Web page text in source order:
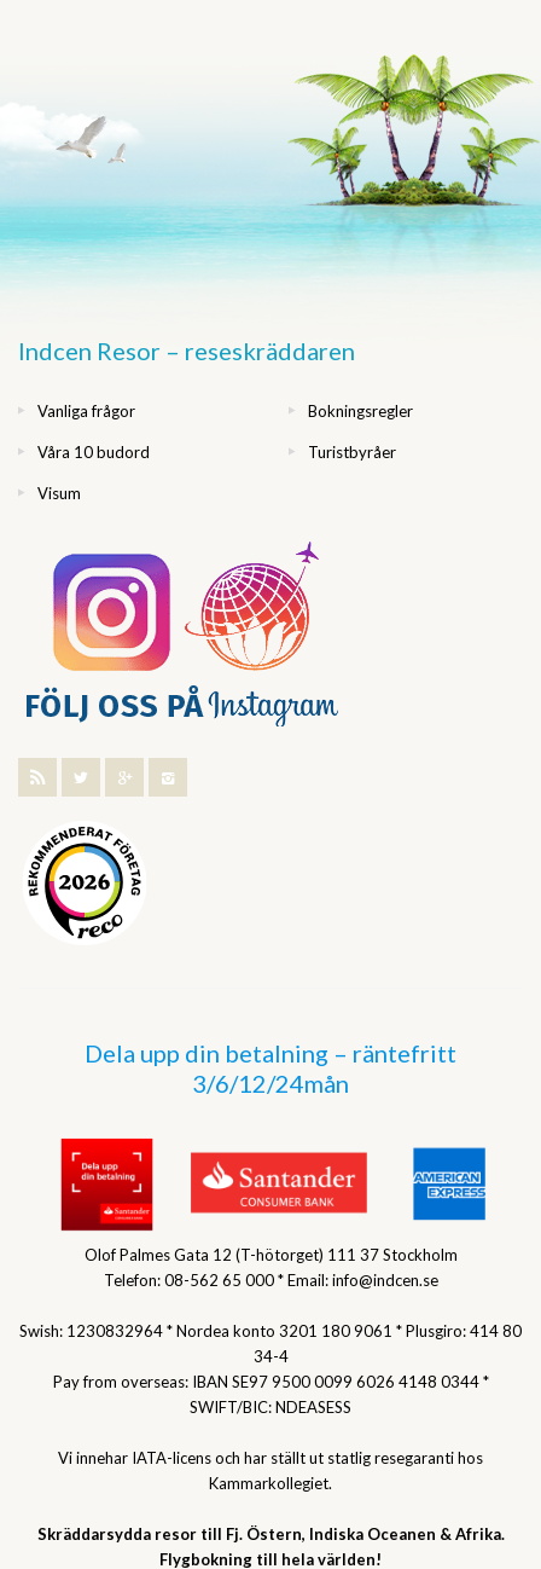
Indcen Resor – reseskräddaren
Vanliga frågor Bokningsregler
Våra 10 budord Turistbyråer
Visum
Dela upp din betalning – räntefritt
3/6/12/24mån
Olof Palmes Gata 12 (T-hötorget) 111 37 Stockholm
Telefon: 08-562 65 000 * Email: info@indcen.se
Swish: 1230832964 * Nordea konto 3201 180 9061 * Plusgiro: 414 80
34-4
Pay from overseas: IBAN SE97 9500 0099 6026 4148 0344 *
SWIFT/BIC: NDEASESS
Vi innehar IATA-licens och har ställt ut statlig resegaranti hos
Kammarkollegiet.
Skräddarsydda resor till Fj. Östern, Indiska Oceanen & Afrika.
Flygbokning till hela världen!